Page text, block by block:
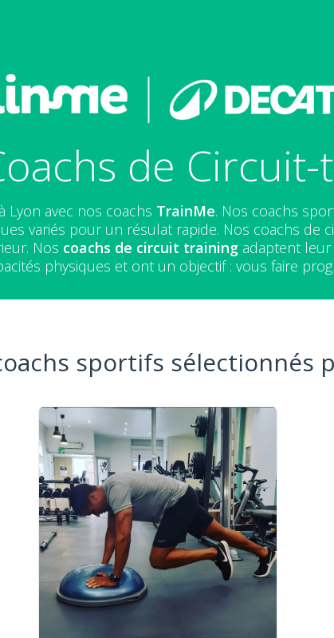
de
à Lyon avec nos coachs TrainMe. Nos coachs
variés pour un résulat rapide. Nos coachs de
Nos coachs de circuit trainingadaptent leur
physiques et ont un objectif : vous faire
sportifs sélectionnés